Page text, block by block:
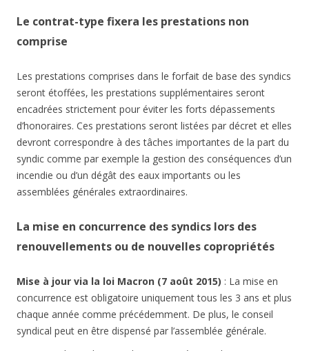
Le contrat-type fixera les prestations non
comprise
Les prestations comprises dans le forfait de base des syndics
seront étoffées, les prestations supplémentaires seront
encadrées strictement pour éviter les forts dépassements
d’honoraires. Ces prestations seront listées par décret et elles
devront correspondre à des tâches importantes de la part du
syndic comme par exemple la gestion des conséquences d’un
incendie ou d’un dégât des eaux importants ou les
assemblées générales extraordinaires.
La mise en concurrence des syndics lors des
renouvellements ou de nouvelles copropriétés
Mise à jour via la loi Macron (7 août 2015) : La mise en
concurrence est obligatoire uniquement tous les 3 ans et plus
chaque année comme précédemment. De plus, le conseil
syndical peut en être dispensé par l’assemblée générale.